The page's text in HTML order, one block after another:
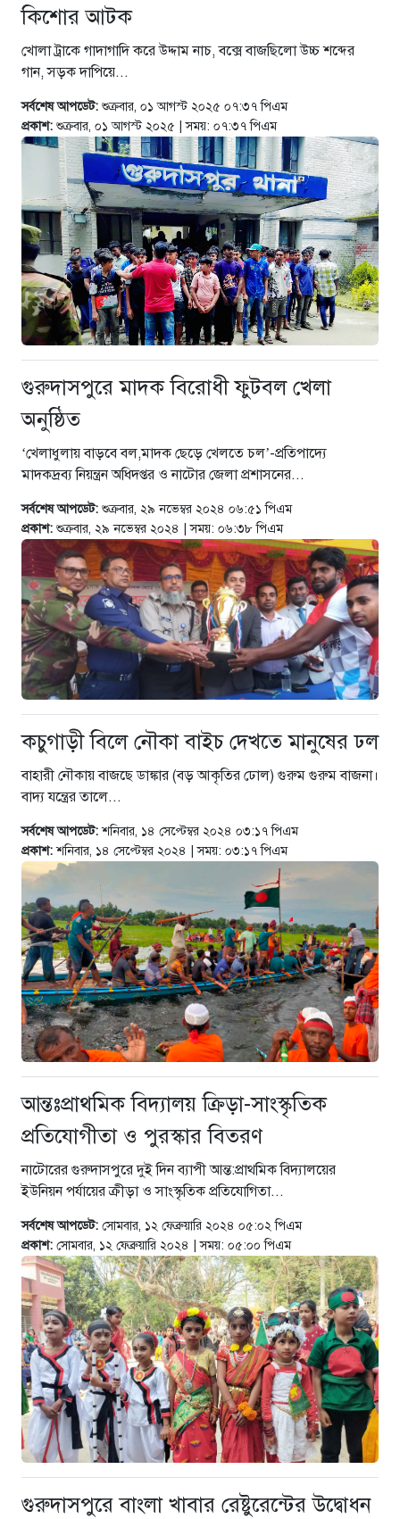
নিরাপত্তা চেয়ে ব্যবসায়ীর সংবাদ
সম্মেলন
৬ দিন আগে
বর্ষার পানিতে টইটুম্বুর চলনবিলাঞ্চলে
বাড়ছে ডিঙি নৌকার চাহিদা
১ সপ্তাহ আগে
গুরুদাসপুরে সাত ইঞ্চি জমির দাবীতে
দুই মামলা-হয়রানীর অভিযোগ
২ সপ্তাহ আগে
তথ্যবিভ্রাট সংবাদের প্রতিবাদে
গুরুদাসপুরে দুর্নীতি প্রতিরোধ বিষয়ক
বিতর্ক প্রতিযোগিতা অনুষ্ঠিত
কিশোর আটক
খোলা ট্রাকে গাদাগাদি করে উদ্দাম নাচ, বক্সে বাজছিলো উচ্চ শব্দের
গান, সড়ক দাপিয়ে...
সর্বশেষ আপডেট: শুক্রবার, ০১ আগস্ট ২০২৫ ০৭:৩৭ পিএম
প্রকাশ: শুক্রবার, ০১ আগস্ট ২০২৫ | সময়: ০৭:৩৭ পিএম
গুরুদাসপুরে মাদক বিরোধী ফুটবল খেলা
অনুষ্ঠিত
‘খেলাধুলায় বাড়বে বল,মাদক ছেড়ে খেলতে চল’-প্রতিপাদ্যে
মাদকদ্রব্য নিয়ন্ত্রন অধিদপ্তর ও নাটোর জেলা প্রশাসনের...
সর্বশেষ আপডেট: শুক্রবার, ২৯ নভেম্বর ২০২৪ ০৬:৫১ পিএম
প্রকাশ: শুক্রবার, ২৯ নভেম্বর ২০২৪ | সময়: ০৬:৩৮ পিএম
কচুগাড়ী বিলে নৌকা বাইচ দেখতে মানুষের ঢল
বাহারী নৌকায় বাজছে ডাঙ্কার (বড় আকৃতির ঢোল) গুরুম গুরুম বাজনা।
বাদ্য যন্ত্রের তালে...
সর্বশেষ আপডেট:শনিবার, ১৪ সেপ্টেম্বর ২০২৪ ০৩:১৭ পিএম
প্রকাশ:শনিবার, ১৪ সেপ্টেম্বর ২০২৪ | সময়: ০৩:১৭ পিএম
আন্তঃপ্রাথমিক বিদ্যালয় ক্রিড়া-সাংস্কৃতিক
প্রতিযোগীতা ও পুরস্কার বিতরণ
নাটোরের গুরুদাসপুরে দুই দিন ব্যাপী আন্ত:প্রাথমিক বিদ্যালয়ের
ইউনিয়ন পর্যায়ের ক্রীড়া ও সাংস্কৃতিক প্রতিযোগিতা...
সর্বশেষ আপডেট: সোমবার, ১২ ফেব্রুয়ারি ২০২৪ ০৫:০২ পিএম
প্রকাশ: সোমবার, ১২ ফেব্রুয়ারি ২০২৪ | সময়: ০৫:০০ পিএম
গুরুদাসপুরে বাংলা খাবার রেষ্টুরেন্টের উদ্বোধন